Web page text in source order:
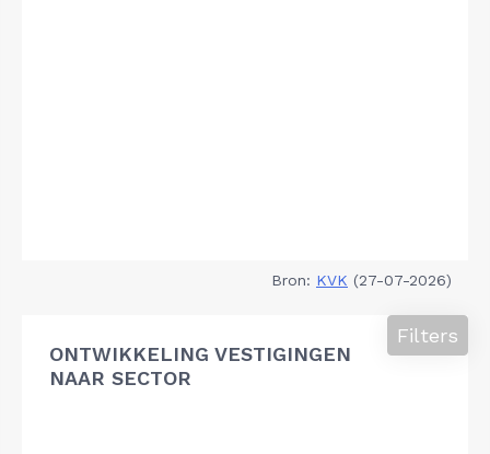
Bron: KVK (27-07-2026)
ONTWIKKELING VESTIGINGEN
NAAR SECTOR
Filters